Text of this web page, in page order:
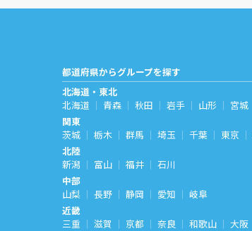
都道府県からグループを探す
北海道・東北
北海道
青森 秋田 岩手 山形 宮城
関東
茨城
栃木 群馬 埼玉 千葉 東京
北陸
新潟
富山 福井
石川
中部
山梨
長野 静岡 愛知
岐阜
近畿
三重
滋賀 京都 奈良 和歌山 大阪